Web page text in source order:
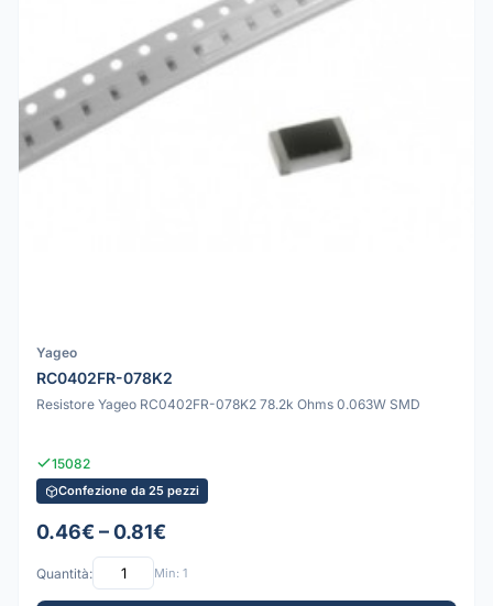
Yageo
RC0402FR-078K2
Resistore Yageo RC0402FR-078K2 78.2k Ohms 0.063W SMD
15082
Confezione da 25 pezzi
0.46€ – 0.81€
Quantità: Min: 1